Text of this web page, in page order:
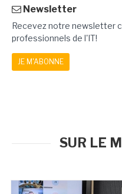
Newsletter
Recevez notre newsletter
professionnels de l'IT!
JE M'ABONNE
SUR LE